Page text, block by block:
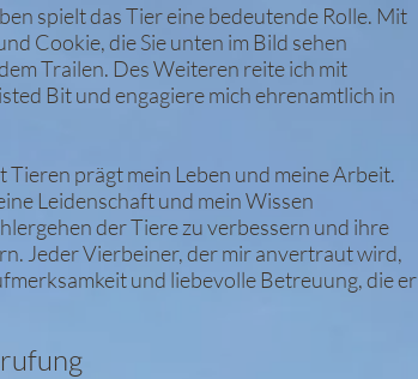
spielt das Tier eine bedeutende Rolle. Mit
Cookie, die Sie unten im Bild sehen
Trailen. Des Weiteren reite ich mit
Bit und engagiere mich ehrenamtlich in
Tieren prägt mein Leben und meine Arbeit.
Leidenschaft und mein Wissen
der Tiere zu verbessern und ihre
Jeder Vierbeiner, der mir anvertraut wird,
und liebevolle Betreuung, die er